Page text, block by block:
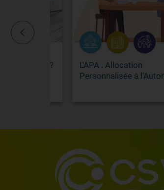
L'APA : Allocation
Personnalisée à